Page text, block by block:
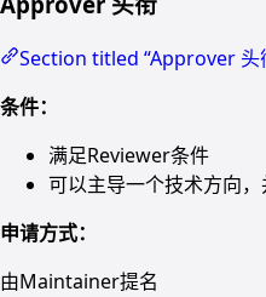
Section titled “Approver 头
条件：
满足Reviewer条件
可以主导一个技术方向
申请方式：
由Maintainer提名